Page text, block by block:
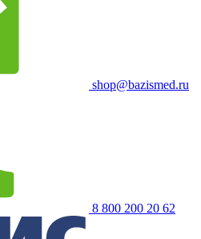
shop@bazismed.ru
8 800 200 20 62